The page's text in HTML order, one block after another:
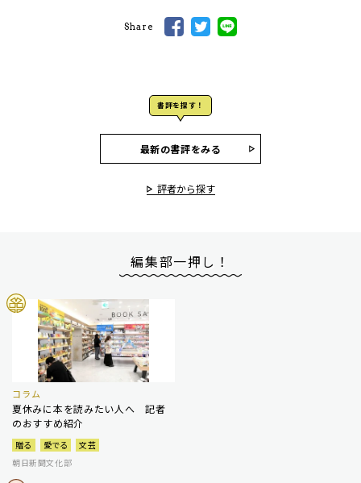
Share
書評を探す！
最新の書評をみる
評者から探す
編集部一押し！
コラム
夏休みに本を読みたい人へ 記者
のおすすめ紹介
贈る 愛でる
文芸
朝日新聞文化部